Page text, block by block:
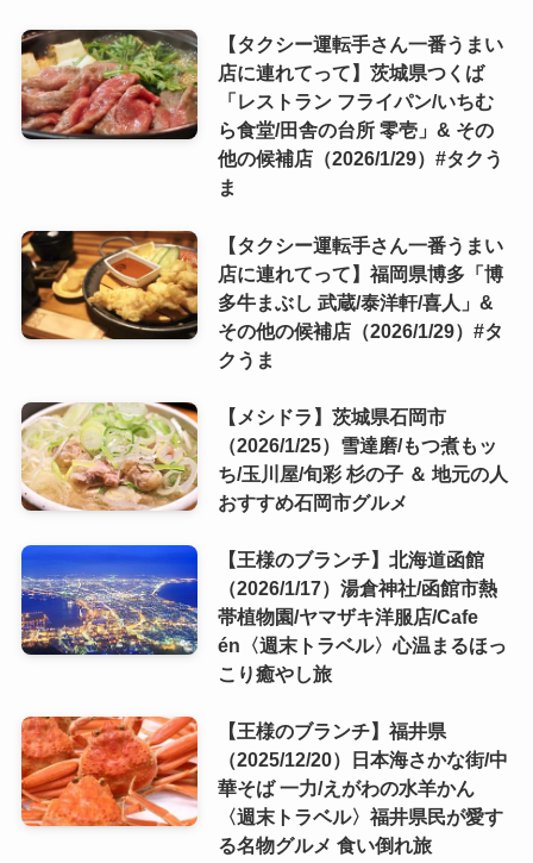
【タクシー運転手さん一番うまい
店に連れてって】茨城県つくば
「レストラン フライパン/いちむ
ら食堂/田舎の台所 零壱」& その
他の候補店（2026/1/29）#タクう
ま
【タクシー運転手さん一番うまい
店に連れてって】福岡県博多「博
多牛まぶし 武蔵/泰洋軒/喜人」&
その他の候補店（2026/1/29）#タ
クうま
【メシドラ】茨城県石岡市
（2026/1/25）雪達磨/もつ煮もッ
ち/玉川屋/旬彩 杉の子 ＆ 地元の人
おすすめ石岡市グルメ
【王様のブランチ】北海道函館
（2026/1/17）湯倉神社/函館市熱
帯植物園/ヤマザキ洋服店/Cafe
én〈週末トラベル〉心温まるほっ
こり癒やし旅
【王様のブランチ】福井県
（2025/12/20）日本海さかな街/中
華そば 一力/えがわの水羊かん
〈週末トラベル〉福井県民が愛す
る名物グルメ 食い倒れ旅